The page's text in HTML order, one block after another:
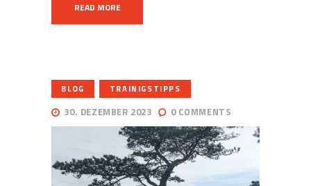
READ MORE
BLOG TRAINIGSTIPPS
30. DEZEMBER 2023 0 COMMENTS